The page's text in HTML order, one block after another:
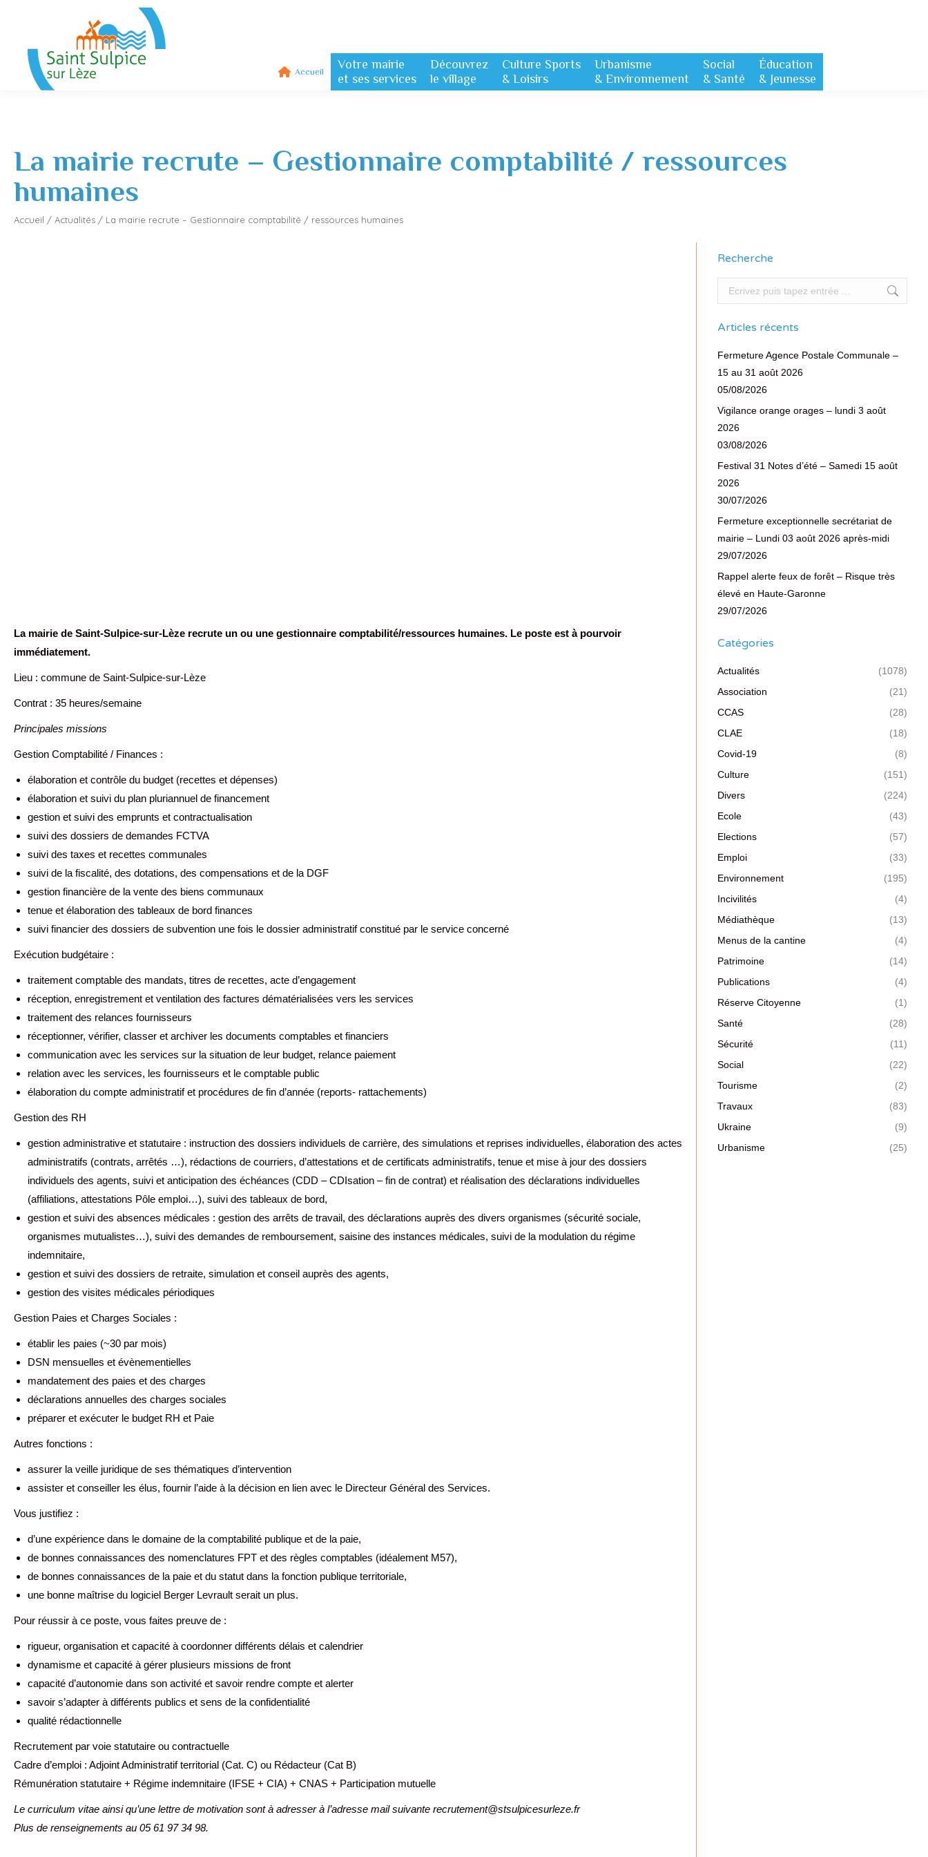
Accueil
Votre mairie
et ses services
Découvrez
le village
Culture Sports
& Loisirs
Urbanisme
& Environnement
Social
& Santé
Éducation
& Jeunesse
La mairie recrute – Gestionnaire comptabilité / ressources
humaines
Accueil / Actualités / La mairie recrute – Gestionnaire comptabilité / ressources humaines
La mairie de Saint-Sulpice-sur-Lèze recrute un ou une gestionnaire comptabilité/ressources humaines. Le poste est à pourvoir
immédiatement.
Lieu : commune de Saint-Sulpice-sur-Lèze
Contrat : 35 heures/semaine
Principales missions
Gestion Comptabilité / Finances :
élaboration et contrôle du budget (recettes et dépenses)
élaboration et suivi du plan pluriannuel de financement
gestion et suivi des emprunts et contractualisation
suivi des dossiers de demandes FCTVA
suivi des taxes et recettes communales
suivi de la fiscalité, des dotations, des compensations et de la DGF
gestion financière de la vente des biens communaux
tenue et élaboration des tableaux de bord finances
suivi financier des dossiers de subvention une fois le dossier administratif constitué par le service concerné
Exécution budgétaire :
traitement comptable des mandats, titres de recettes, acte d’engagement
réception, enregistrement et ventilation des factures dématérialisées vers les services
traitement des relances fournisseurs
réceptionner, vérifier, classer et archiver les documents comptables et financiers
communication avec les services sur la situation de leur budget, relance paiement
relation avec les services, les fournisseurs et le comptable public
élaboration du compte administratif et procédures de fin d’année (reports- rattachements)
Gestion des RH
gestion administrative et statutaire : instruction des dossiers individuels de carrière, des simulations et reprises individuelles, élaboration des actes
administratifs (contrats, arrêtés …), rédactions de courriers, d’attestations et de certificats administratifs, tenue et mise à jour des dossiers
individuels des agents, suivi et anticipation des échéances (CDD – CDIsation – fin de contrat) et réalisation des déclarations individuelles
(affiliations, attestations Pôle emploi…), suivi des tableaux de bord,
gestion et suivi des absences médicales : gestion des arrêts de travail, des déclarations auprès des divers organismes (sécurité sociale,
organismes mutualistes…), suivi des demandes de remboursement, saisine des instances médicales, suivi de la modulation du régime
indemnitaire,
gestion et suivi des dossiers de retraite, simulation et conseil auprès des agents,
gestion des visites médicales périodiques
Gestion Paies et Charges Sociales :
établir les paies (~30 par mois)
DSN mensuelles et évènementielles
mandatement des paies et des charges
déclarations annuelles des charges sociales
préparer et exécuter le budget RH et Paie
Autres fonctions :
assurer la veille juridique de ses thématiques d’intervention
assister et conseiller les élus, fournir l’aide à la décision en lien avec le Directeur Général des Services.
Vous justifiez :
d’une expérience dans le domaine de la comptabilité publique et de la paie,
de bonnes connaissances des nomenclatures FPT et des règles comptables (idéalement M57),
de bonnes connaissances de la paie et du statut dans la fonction publique territoriale,
une bonne maîtrise du logiciel Berger Levrault serait un plus.
Pour réussir à ce poste, vous faites preuve de :
rigueur, organisation et capacité à coordonner différents délais et calendrier
dynamisme et capacité à gérer plusieurs missions de front
capacité d’autonomie dans son activité et savoir rendre compte et alerter
savoir s’adapter à différents publics et sens de la confidentialité
qualité rédactionnelle
Recrutement par voie statutaire ou contractuelle
Cadre d’emploi : Adjoint Administratif territorial (Cat. C) ou Rédacteur (Cat B)
Rémunération statutaire + Régime indemnitaire (IFSE + CIA) + CNAS + Participation mutuelle
Le curriculum vitae ainsi qu’une lettre de motivation sont à adresser à l’adresse mail suivante recrutement@stsulpicesurleze.fr
Plus de renseignements au 05 61 97 34 98.
Recherche
Recherche
Articles récents
Fermeture Agence Postale Communale –
15 au 31 août 2026
05/08/2026
Vigilance orange orages – lundi 3 août
2026
03/08/2026
Festival 31 Notes d’été – Samedi 15 août
2026
30/07/2026
Fermeture exceptionnelle secrétariat de
mairie – Lundi 03 août 2026 après-midi
29/07/2026
Rappel alerte feux de forêt – Risque très
élevé en Haute-Garonne
29/07/2026
Catégories
Actualités
(1078)
Association
(21)
CCAS
(28)
CLAE
(18)
Covid-19
(8)
Culture
(151)
Divers
(224)
Ecole
(43)
Elections
(57)
Emploi
(33)
Environnement
(195)
Incivilités
(4)
Médiathèque
(13)
Menus de la cantine
(4)
Patrimoine
(14)
Publications
(4)
Réserve Citoyenne
(1)
Santé
(28)
Sécurité
(11)
Social
(22)
Tourisme
(2)
Travaux
(83)
Ukraine
(9)
Urbanisme
(25)